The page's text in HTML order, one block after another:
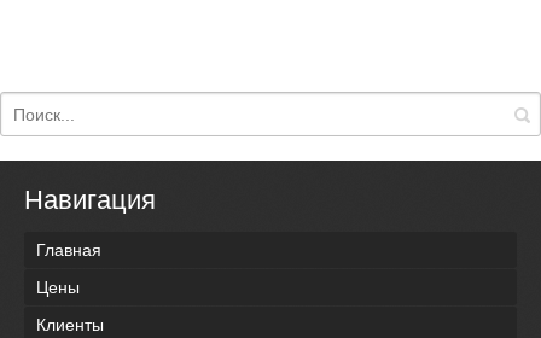
Навигация
Главная
Цены
Клиенты